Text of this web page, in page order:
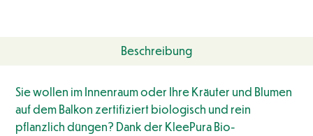
Beschreibung
Sie wollen im Innenraum oder Ihre Kräuter und Blumen
auf dem Balkon zertifiziert biologisch und rein
pflanzlich düngen? Dank der KleePura Bio-